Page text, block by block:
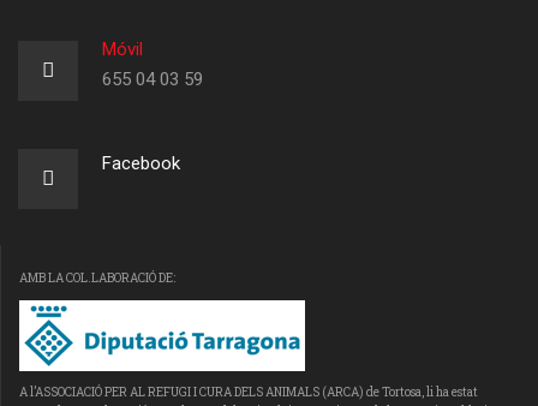
Móvil
655 04 03 59
Facebook
AMB LA COL.LABORACIÓ DE:
A l’ASSOCIACIÓ PER AL REFUGI I CURA DELS ANIMALS (ARCA) de Tortosa, li ha estat